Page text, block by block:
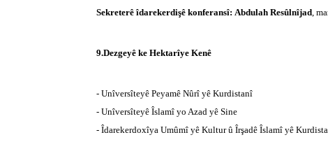
Sekreterê îdarekerdişê konferansî: Abdulah Resûlnîjad,
9.Dezgeyê ke Hektarîye Kenê
- Unîversîteyê Peyamê Nûrî yê Kurdistanî
- Unîversîteyê Îslamî yo Azad yê Sine
- Îdarekerdoxîya Umûmî yê Kultur û Îrşadê Îslamî yê